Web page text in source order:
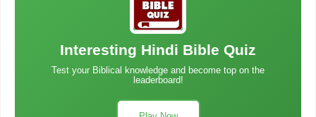
Interesting Hindi Bible Quiz
Test your Biblical knowledge and become top on the
leaderboard!